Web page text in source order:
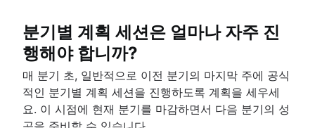
분기별 계획 세션은 얼마나 자주 진
행해야 합니까?
매 분기 초, 일반적으로 이전 분기의 마지막 주에 공식
적인 분기별 계획 세션을 진행하도록 계획을 세우세
요. 이 시점에 현재 분기를 마감하면서 다음 분기의 성